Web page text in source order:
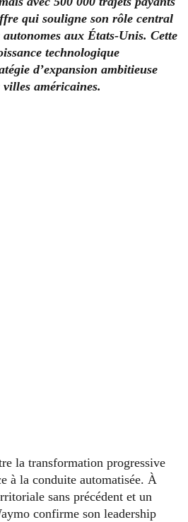
qui souligne son rôle central
aux États-Unis. Cette
technologique
d’expansion ambitieuse
américaines.
la transformation progressive
à la conduite automatisée. À
sans précédent et un
confirme son leadership